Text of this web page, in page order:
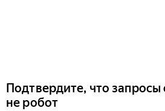
Подтвердите, что запросы
не робот